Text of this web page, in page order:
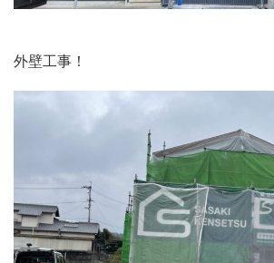
外壁工事！